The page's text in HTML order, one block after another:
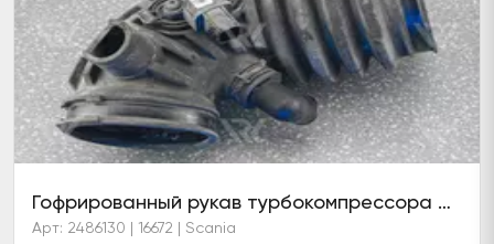
Гофрированный рукав турбокомпрессора OC09/13 (6 серия)
Арт: 2486130 | 16672 | Scania